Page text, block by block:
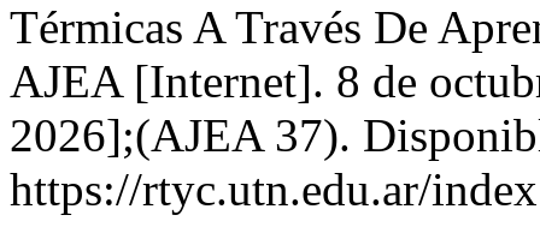
Térmicas A Través De
AJEA [Internet]. 8 de
2026];(AJEA 37).
https://rtyc.utn.edu.ar/